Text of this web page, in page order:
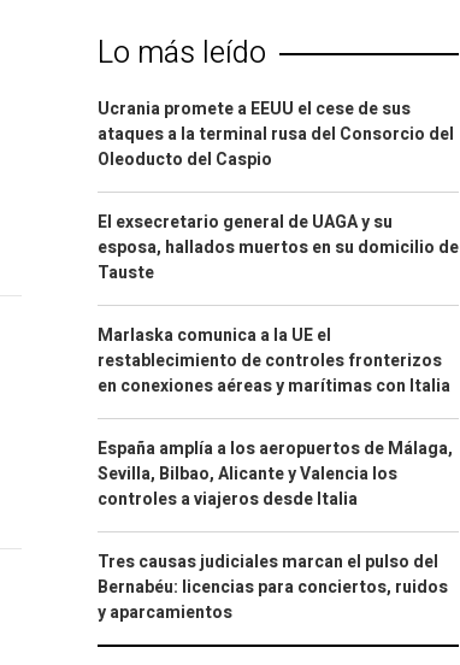
Lo más leído
Ucrania promete a EEUU el cese de sus
ataques a la terminal rusa del Consorcio del
Oleoducto del Caspio
El exsecretario general de UAGA y su
esposa, hallados muertos en su domicilio de
Tauste
Marlaska comunica a la UE el
restablecimiento de controles fronterizos
en conexiones aéreas y marítimas con Italia
España amplía a los aeropuertos de Málaga,
Sevilla, Bilbao, Alicante y Valencia los
controles a viajeros desde Italia
Tres causas judiciales marcan el pulso del
Bernabéu: licencias para conciertos, ruidos
y aparcamientos